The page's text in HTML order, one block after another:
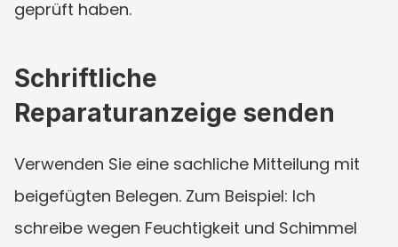
geprüft haben.
Schriftliche
Reparaturanzeige senden
Verwenden Sie eine sachliche Mitteilung mit
beigefügten Belegen. Zum Beispiel: Ich
schreibe wegen Feuchtigkeit und Schimmel